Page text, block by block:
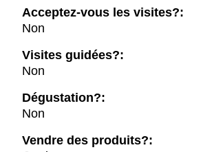
Acceptez-vous les visites?:
Non
Visites guidées?:
Non
Dégustation?:
Non
Vendre des produits?: